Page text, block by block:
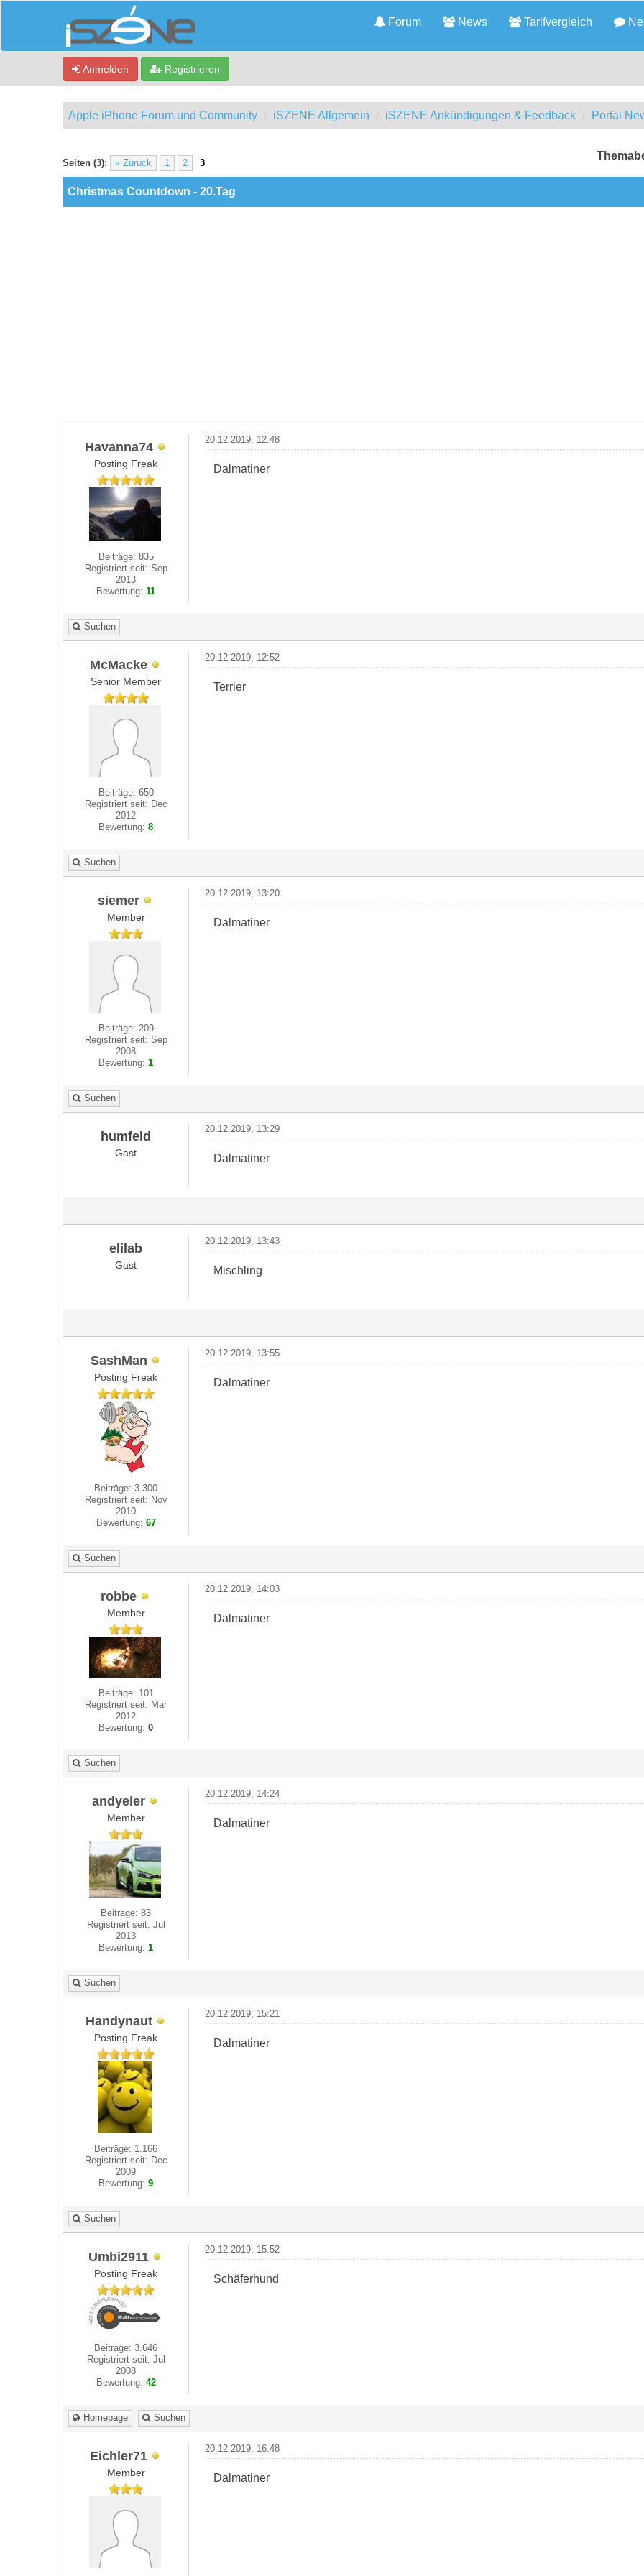
Forum News Tarifvergleich
Anmelden Registrieren
Apple iPhone Forum und Community iSZENE Allgemein iSZENE Ankündigungen & Feedback Portal
Seiten (3): « Zurück 1 2 3
- 0 im Durchschnitt
Christmas Countdown - 20.Tag
Havanna74
Posting Freak
Beiträge: 835
Registriert seit: Sep
2013
Bewertung:11
20.12.2019, 12:48
Dalmatiner
Suchen
McMacke
Senior Member
Beiträge: 650
Registriert seit: Dec
2012
Bewertung:8
20.12.2019, 12:52
Terrier
Suchen
siemer
Member
Beiträge: 209
Registriert seit: Sep
2008
Bewertung:1
20.12.2019, 13:20
Dalmatiner
Suchen
humfeld
Gast
20.12.2019, 13:29
Dalmatiner
elilab
Gast
20.12.2019, 13:43
Mischling
SashMan
Posting Freak
Beiträge: 3.300
Registriert seit: Nov
2010
Bewertung: 67
20.12.2019, 13:55
Dalmatiner
Suchen
robbe
Member
Beiträge: 101
Registriert seit: Mar
2012
Bewertung:0
20.12.2019, 14:03
Dalmatiner
Suchen
andyeier
Member
Beiträge: 83
Registriert seit: Jul
2013
Bewertung:1
20.12.2019, 14:24
Dalmatiner
Suchen
Handynaut
Posting Freak
Beiträge: 1.166
Registriert seit: Dec
2009
Bewertung:9
20.12.2019, 15:21
Dalmatiner
Suchen
Umbi2911
Posting Freak
Beiträge: 3.646
Registriert seit: Jul
2008
Bewertung: 42
20.12.2019, 15:52
Schäferhund
Homepage Suchen
Eichler71
Member
20.12.2019, 16:48
Dalmatiner